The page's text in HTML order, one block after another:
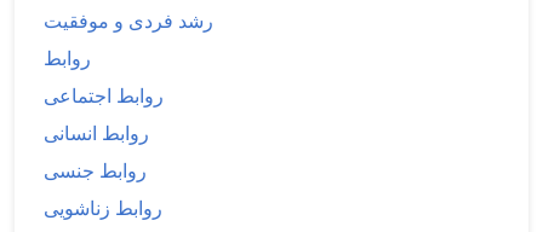
رشد فردی و موفقیت
روابط
روابط اجتماعی
روابط انسانی
روابط جنسی
روابط زناشویی